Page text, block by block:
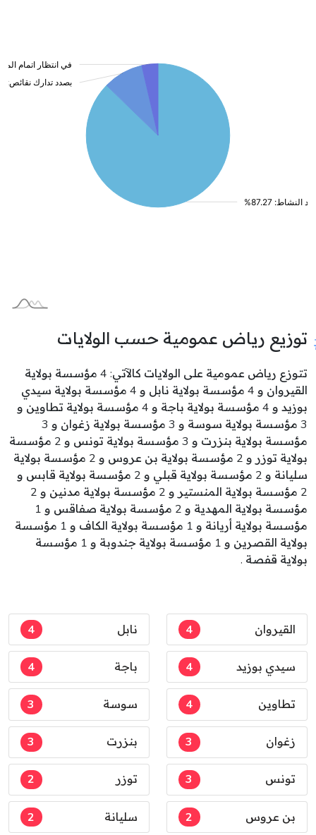
توزيع رياض عمومية حسب الولايات
تتوزع رياض عمومية على الولايات كالآتي: 4 مؤسسة بولاية
القيروان و 4 مؤسسة بولاية نابل و 4 مؤسسة بولاية سيدي
بوزيد و 4 مؤسسة بولاية باجة و 4 مؤسسة بولاية تطاوين و
3 مؤسسة بولاية سوسة و 3 مؤسسة بولاية زغوان و 3
مؤسسة بولاية بنزرت و 3 مؤسسة بولاية تونس و 2 مؤسسة
بولاية توزر و 2 مؤسسة بولاية بن عروس و 2 مؤسسة بولاية
سليانة و 2 مؤسسة بولاية قبلي و 2 مؤسسة بولاية قابس و
2 مؤسسة بولاية المنستير و 2 مؤسسة بولاية مدنين و 2
مؤسسة بولاية المهدية و 2 مؤسسة بولاية صفاقس و 1
مؤسسة بولاية أريانة و 1 مؤسسة بولاية الكاف و 1 مؤسسة
بولاية القصرين و 1 مؤسسة بولاية جندوبة و 1 مؤسسة
بولاية قفصة .
القيروان 4 نابل 4
سيدي بوزيد 4 باجة 4
تطاوين 4 سوسة 3
زغوان 3 بنزرت 3
تونس 3 توزر 2
بن عروس 2 سليانة 2